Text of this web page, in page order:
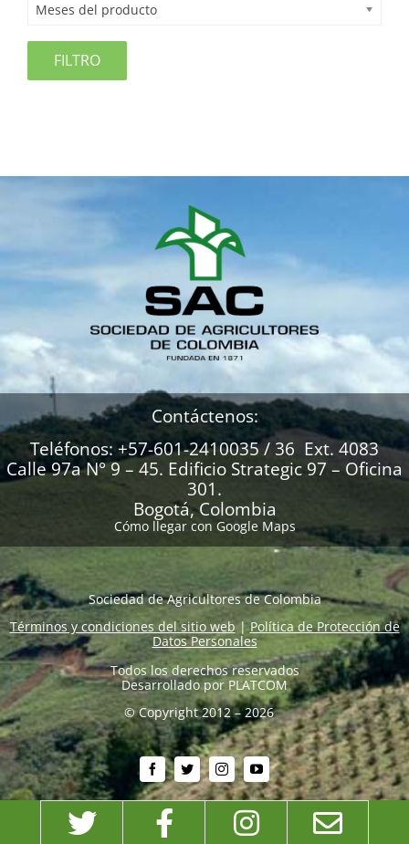
Meses del producto
FILTRO
Contáctenos:
Teléfonos: +57-601-2410035 / 36 Ext. 4083
Calle 97a N° 9 – 45. Edificio Strategic 97 – Oficina
301.
Bogotá, Colombia
Cómo llegar con Google Maps
Sociedad de Agricultores de Colombia
Términos y condiciones del sitio web|Política de Protección de
Datos Personales
Todos los derechos reservados
Desarrollado por PLATCOM
© Copyright 2012 – 2026
Twitter FacebookInstagram